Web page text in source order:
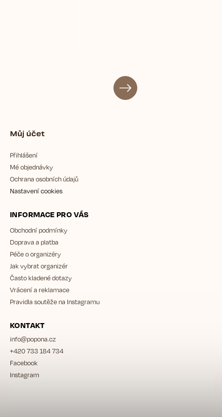
Můj účet
Přihlášení
Mé objednávky
Ochrana osobních údajů
Nastavení cookies
INFORMACE PRO VÁS
Obchodní podmínky
Doprava a platba
Péče o organizéry
Jak vybrat organizér
Často kladené dotazy
Vrácení a reklamace
Pravidla soutěže na Instagramu
KONTAKT
info@popona.cz
+420 733 184 734
Facebook
Instagram